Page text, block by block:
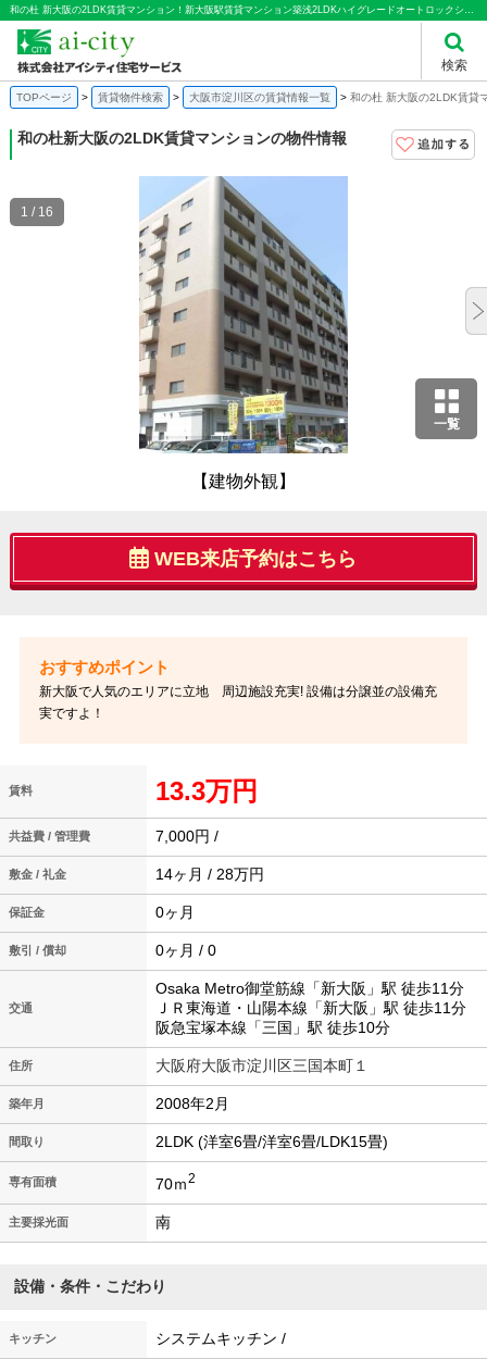
検索
和の杜 新大阪の2LDK賃貸マンション！新大阪駅賃貸マンション築浅2LDKハイグレードオートロックシステムキッチン｜株式会社アイシティ住宅サービス
TOPページ 賃貸物件検索 大阪市淀川区の賃貸情報一覧 和の杜 新大阪の2LDK賃貸
和の杜新大阪の2LDK賃貸マンションの物件情報
一覧
【建物外観】
1 / 16
WEB来店予約はこちら
新大阪で人気のエリアに立地 周辺施設充実! 設備は分譲並の設備充
実ですよ！
賃料 13.3万円
共益費 / 管理費 7,000円 /
敷金 / 礼金 14ヶ月 / 28万円
保証金 0ヶ月
敷引 / 償却 0ヶ月 / 0
交通
Osaka Metro御堂筋線「新大阪」駅 徒歩11分
ＪＲ東海道・山陽本線「新大阪」駅 徒歩11分
阪急宝塚本線「三国」駅 徒歩10分
住所 大阪府大阪市淀川区三国本町１
築年月 2008年2月
間取り 2LDK (洋室6畳/洋室6畳/LDK15畳)
専有面積 70ｍ2
主要採光面 南
設備・条件・こだわり
キッチン システムキッチン /